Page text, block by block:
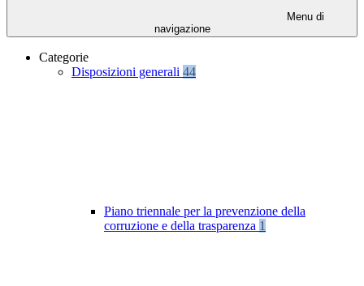
Menu di
navigazione
Categorie
Disposizioni generali 44
Piano triennale per la prevenzione della
corruzione e della trasparenza 1